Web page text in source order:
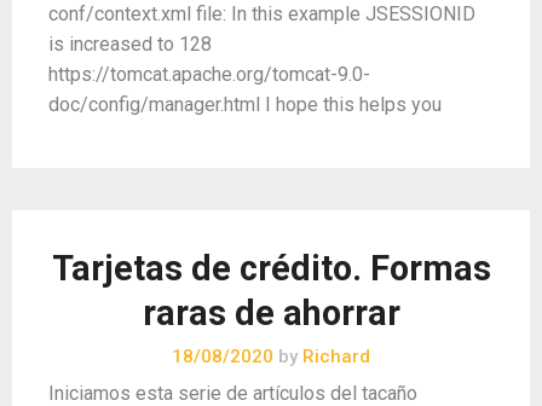
conf/context.xml file: In this example JSESSIONID
is increased to 128
https://tomcat.apache.org/tomcat-9.0-
doc/config/manager.html I hope this helps you
Tarjetas de crédito. Formas
raras de ahorrar
18/08/2020 by Richard
Iniciamos esta serie de artículos del tacaño